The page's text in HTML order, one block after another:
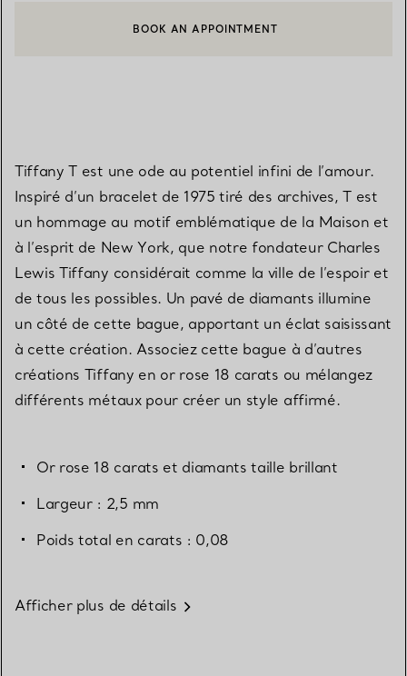
CONTACTER UN CONSEILLER CLIENT OU PRENDRE RENDEZ-
BOOK AN APPOINTMENT
Tiffany T est une ode au potentiel infini de l’amour.
Inspiré d’un bracelet de 1975 tiré des archives, T est
un hommage au motif emblématique de la Maison et
à l’esprit de New York, que notre fondateur Charles
Lewis Tiffany considérait comme la ville de l’espoir et
de tous les possibles. Un pavé de diamants illumine
un côté de cette bague, apportant un éclat saisissant
à cette création. Associez cette bague à d’autres
créations Tiffany en or rose 18 carats ou mélangez
différents métaux pour créer un style affirmé.
Or rose 18 carats et diamants taille brillant
Largeur : 2,5 mm
Poids total en carats : 0,08
Afficher plus de détails